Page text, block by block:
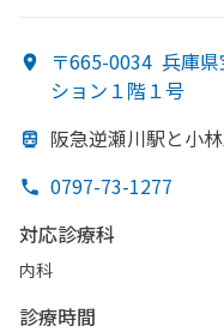
〒665-0034 兵庫
ション１階１号
阪急逆瀬川駅と小
0797-73-1277
対応診療科
内科
診療時間